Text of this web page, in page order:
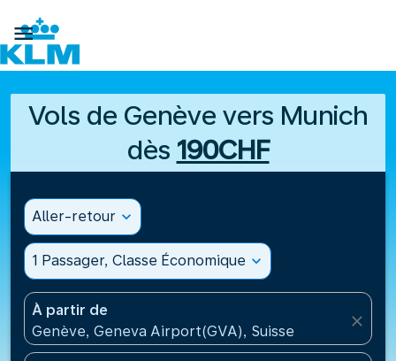

Vols de Genève vers Munich
dès 190CHF
Aller-retour expand_more
1 Passager, Classe Économique expand_more
À partir de
Genève, Geneva Airport(GVA), Suisse
close